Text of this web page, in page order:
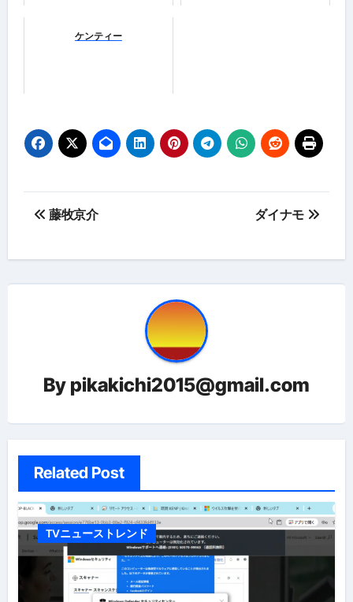
ケンティー
投
シ
ョ
ン
藤牧京介 ダイナモ
By pikakichi2015@gmail.com
Related Post
TVニューストレンド